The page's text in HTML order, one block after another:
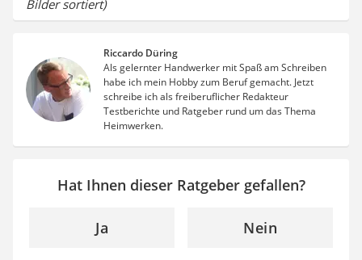
Bilder sortiert)
Riccardo Düring
Als gelernter Handwerker mit Spaß am Schreiben
habe ich mein Hobby zum Beruf gemacht. Jetzt
schreibe ich als freiberuflicher Redakteur
Testberichte und Ratgeber rund um das Thema
Heimwerken.
Hat Ihnen dieser Ratgeber gefallen?
Ja Nein